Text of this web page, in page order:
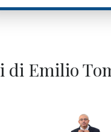
Emilio